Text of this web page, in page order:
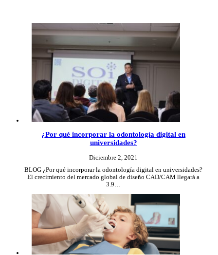
¿Por qué incorporar la odontología digital en
universidades?
Diciembre 2, 2021
BLOG ¿Por qué incorporar la odontología digital en universidades?
El crecimiento del mercado global de diseño CAD/CAM llegará a
3.9…